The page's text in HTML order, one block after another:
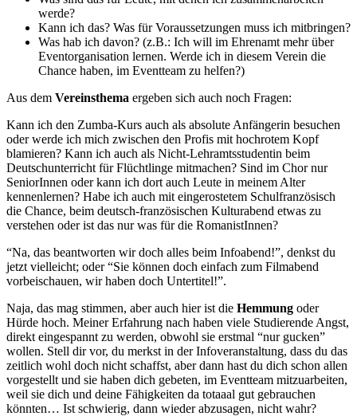
werde?
Kann ich das? Was für Voraussetzungen muss ich mitbringen?
Was hab ich davon? (z.B.: Ich will im Ehrenamt mehr über
Eventorganisation lernen. Werde ich in diesem Verein die
Chance haben, im Eventteam zu helfen?)
Aus dem Vereinsthema ergeben sich auch noch Fragen:
Kann ich den Zumba-Kurs auch als absolute Anfängerin besuchen
oder werde ich mich zwischen den Profis mit hochrotem Kopf
blamieren? Kann ich auch als Nicht-Lehramtsstudentin beim
Deutschunterricht für Flüchtlinge mitmachen? Sind im Chor nur
SeniorInnen oder kann ich dort auch Leute in meinem Alter
kennenlernen? Habe ich auch mit eingerostetem Schulfranzösisch
die Chance, beim deutsch-französischen Kulturabend etwas zu
verstehen oder ist das nur was für die RomanistInnen?
“Na, das beantworten wir doch alles beim Infoabend!”, denkst du
jetzt vielleicht; oder “Sie können doch einfach zum Filmabend
vorbeischauen, wir haben doch Untertitel!”.
Naja, das mag stimmen, aber auch hier ist die Hemmung oder
Hürde hoch. Meiner Erfahrung nach haben viele Studierende Angst,
direkt eingespannt zu werden, obwohl sie erstmal “nur gucken”
wollen. Stell dir vor, du merkst in der Infoveranstaltung, dass du das
zeitlich wohl doch nicht schaffst, aber dann hast du dich schon allen
vorgestellt und sie haben dich gebeten, im Eventteam mitzuarbeiten,
weil sie dich und deine Fähigkeiten da totaaal gut gebrauchen
könnten… Ist schwierig, dann wieder abzusagen, nicht wahr?